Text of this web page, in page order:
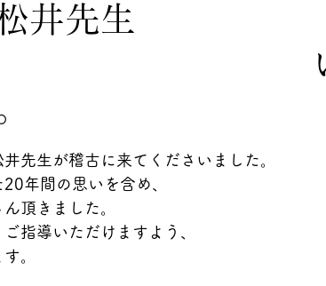
井先生
ら
先生が稽古に来てくださいました。
年間の思いを含め、
頂きました。
指導いただけますよう、
。